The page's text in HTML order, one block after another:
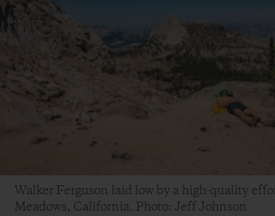
Walker Ferguson laid low by a high-quality
Meadows, California. Photo: Jeff Johnson